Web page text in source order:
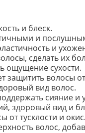
и блеск.
и
и
сделать их
ощущение сухости.
защитить волосы
вид волос.
сияние
здоровый вид и
от тусклости и
волос,